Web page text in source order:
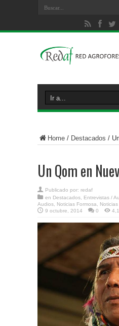
Home / Destacados /
Un Qom en
Publicado por: redaf
en Destacados Entrevistas /
Audios
Noticias Formosa
9 octubre, 2014
0